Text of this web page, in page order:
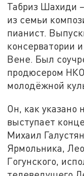
Табриз Шахиди
из семьи
пианист.
консерватории
Вене. Был
продюсером
молодёжной
Он, как указано
выступает
Михаил
Ярмольника,
Гогунского,